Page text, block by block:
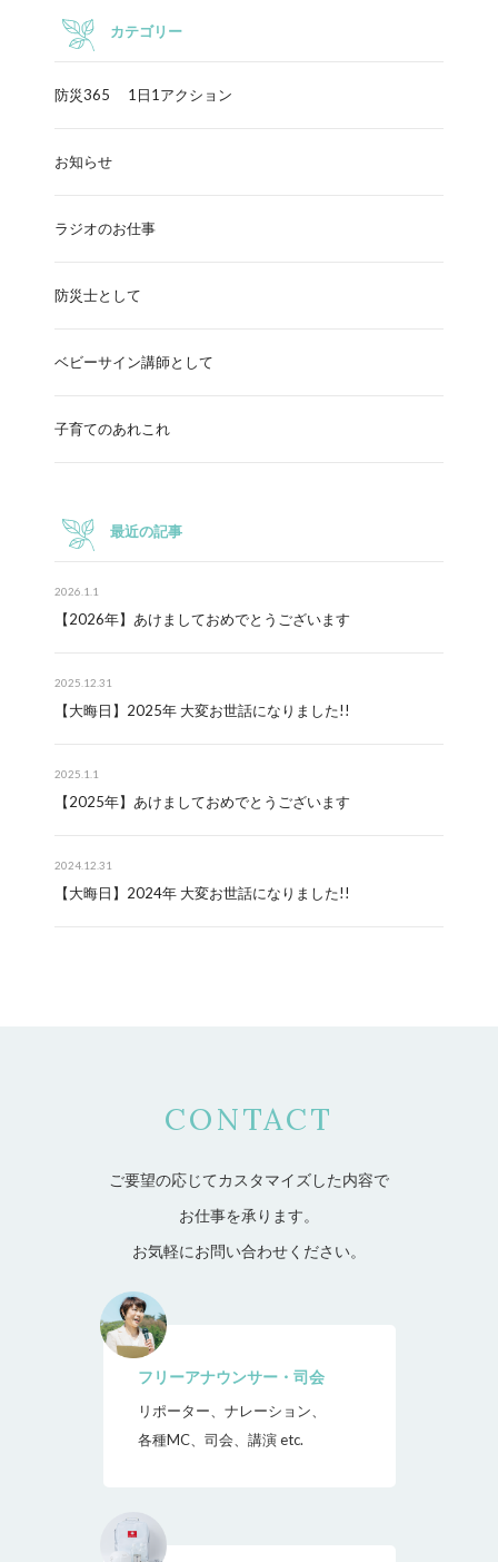
カテゴリー
防災365 1日1アクション
お知らせ
ラジオのお仕事
防災士として
ベビーサイン講師として
子育てのあれこれ
最近の記事
2026.1.1
【2026年】あけましておめでとうございます
2025.12.31
【大晦日】2025年 大変お世話になりました!!
2025.1.1
【2025年】あけましておめでとうございます
2024.12.31
【大晦日】2024年 大変お世話になりました!!
CONTACT
ご要望の応じてカスタマイズした内容で
お仕事を承ります。
お気軽にお問い合わせください。
フリーアナウンサー・司会
リポーター、ナレーション、
各種MC、司会、講演 etc.